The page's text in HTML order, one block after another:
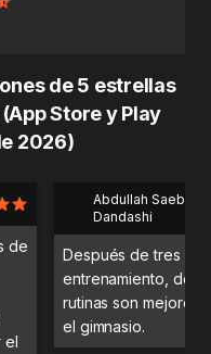
de 5 estrellas
Store y Play
2026)
de
el
Abdullah Saeb Al
Dandashi
Después de tres
entrenamiento,
rutinas son mejores
el gimnasio.